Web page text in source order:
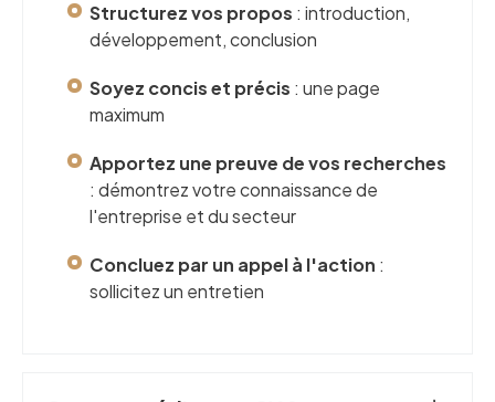
Structurez vos propos : introduction,
développement, conclusion
Soyez concis et précis : une page
maximum
Apportez une preuve de vos recherches
: démontrez votre connaissance de
l'entreprise et du secteur
Concluez par un appel à l'action :
sollicitez un entretien